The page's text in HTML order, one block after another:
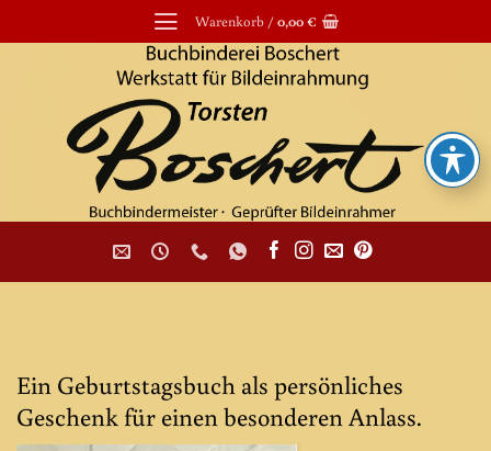
Inhalt
Warenkorb /0,00€
Ein Geburtstagsbuch als persönliches
Geschenk für einen besonderen Anlass.